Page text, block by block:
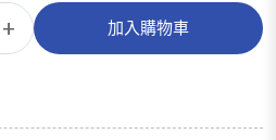
+ 加入購物車